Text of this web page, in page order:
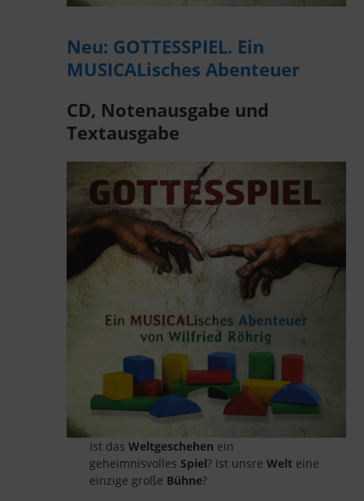
Neu: GOTTESSPIEL. Ein
MUSICALisches Abenteuer
CD, Notenausgabe und
Textausgabe
Ist das Weltgeschehen ein
geheimnisvolles Spiel? Ist unsre Welt eine
einzige große Bühne?